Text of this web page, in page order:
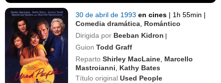
30 de abril de 1993en cines | 1h 55min |
Comedia dramática Romántico
Dirigida por Beeban Kidron |
Guion Todd Graff
Reparto Shirley MacLaine Marcello
Mastroianni
Kathy Bates
Título originalUsed People